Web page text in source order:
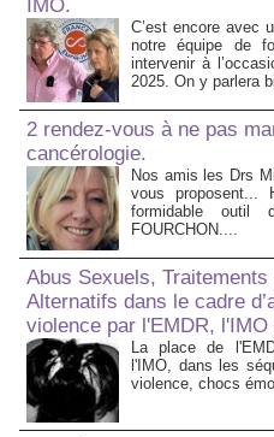
IMO.
C’est encore avec
notre équipe de
intervenir à
2025. On y parlera
2 rendez-vous à ne pas
cancérologie.
Nos amis les Drs
vous proposent...
formidable outil
FOURCHON....
Abus Sexuels,
Alternatifs dans le cadre
violence par l'EMDR, l'IMO
La place de
l'IMO, dans les
violence, chocs